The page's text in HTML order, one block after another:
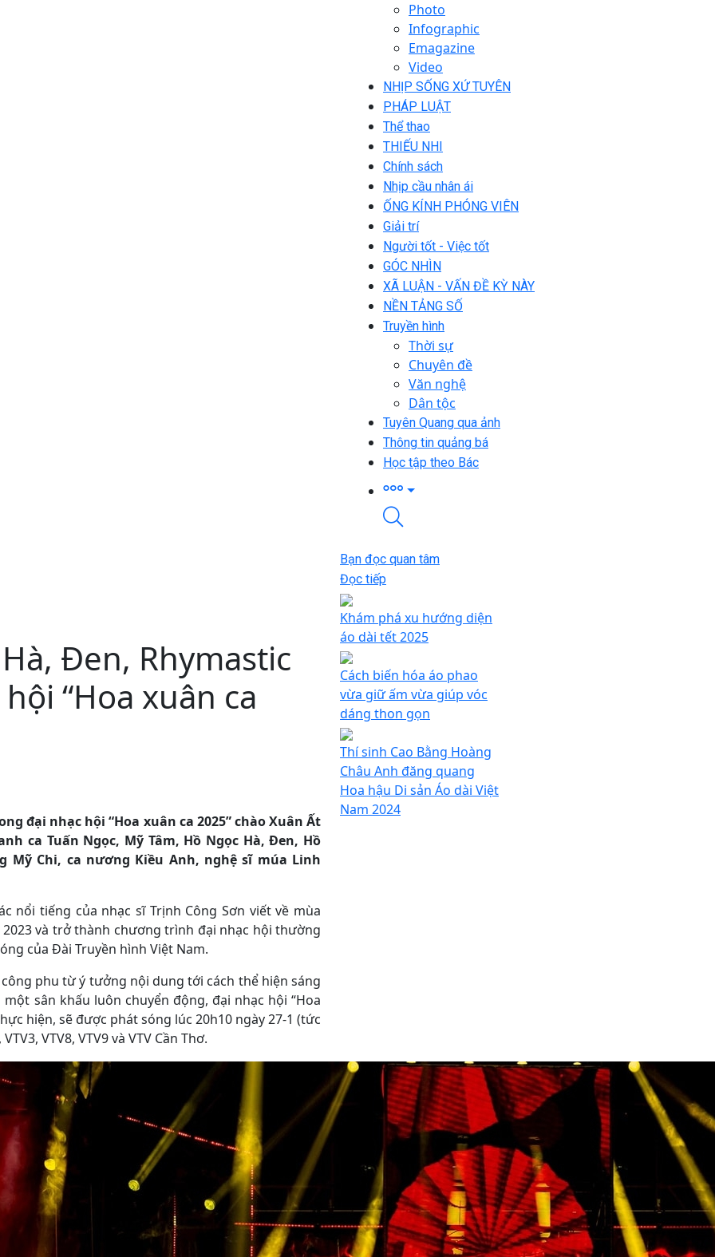
Photo
Infographic
Emagazine
Video
NHỊP SỐNG XỨ TUYÊN
PHÁP LUẬT
Thể thao
THIẾU NHI
Chính sách
Nhịp cầu nhân ái
ỐNG KÍNH PHÓNG VIÊN
Giải trí
Người tốt - Việc tốt
GÓC NHÌN
XÃ LUẬN - VẤN ĐỀ KỲ NÀY
NỀN TẢNG SỐ
Truyền hình
Thời sự
Chuyên đề
Văn nghệ
Dân tộc
Tuyên Quang qua ảnh
Thông tin quảng bá
Học tập theo Bác
Đen, Rhymastic
“Hoa xuân ca
đại nhạc hội “Hoa xuân ca 2025” chào Xuân Ất
ca Tuấn Ngọc, Mỹ Tâm, Hồ Ngọc Hà, Đen, Hồ
Mỹ Chi, ca nương Kiều Anh, nghệ sĩ múa Linh
nổi tiếng của nhạc sĩ Trịnh Công Sơn viết về mùa
và trở thành chương trình đại nhạc hội thường
của Đài Truyền hình Việt Nam.
phu từ ý tưởng nội dung tới cách thể hiện sáng
sân khấu luôn chuyển động, đại nhạc hội “Hoa
hiện, sẽ được phát sóng lúc 20h10 ngày 27-1 (tức
VTV8, VTV9 và VTV Cần Thơ.
Bạn đọc quan tâm
Đọc tiếp
Khám phá xu hướng diện
áo dài tết 2025
Cách biến hóa áo phao
vừa giữ ấm vừa giúp vóc
dáng thon gọn
Thí sinh Cao Bằng Hoàng
Châu Anh đăng quang
Hoa hậu Di sản Áo dài Việt
Nam 2024